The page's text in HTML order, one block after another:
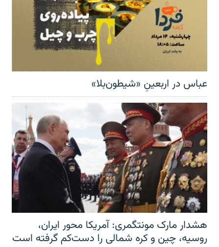
عباس در اربعینِ «شیطون‌بلا»
هشدار مارک مونتگمری: آمریکا محور ایران،
روسیه، چین و کره شمالی را دست‌کم گرفته است